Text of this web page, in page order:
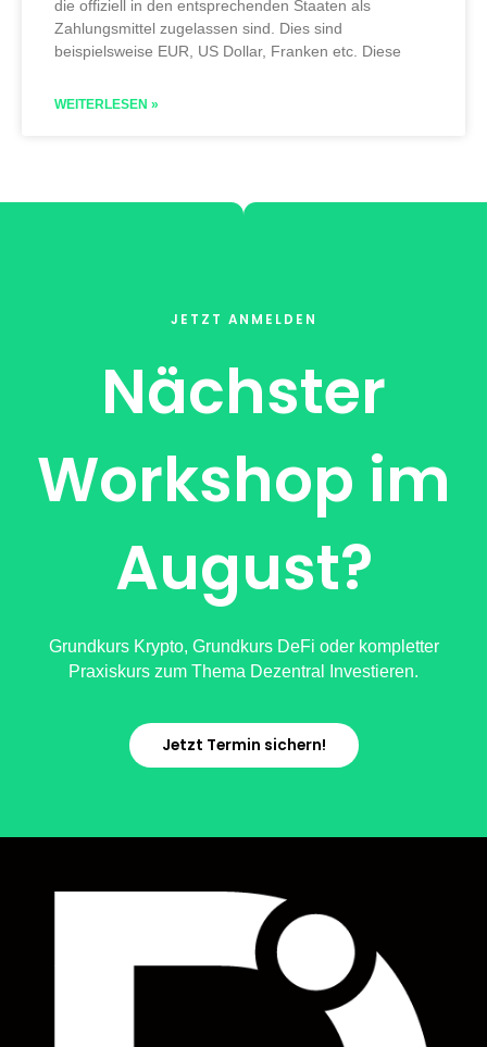
die offiziell in den entsprechenden Staaten als
Zahlungsmittel zugelassen sind. Dies sind
beispielsweise EUR, US Dollar, Franken etc. Diese
WEITERLESEN »
JETZT ANMELDEN
Nächster
Workshop im
August?
Grundkurs Krypto, Grundkurs DeFi oder kompletter
Praxiskurs zum Thema Dezentral Investieren.
Jetzt Termin sichern!